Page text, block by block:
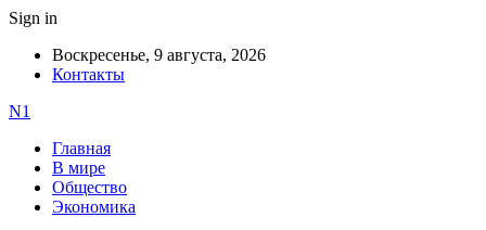
Sign in
Воскресенье, 9 августа, 2026
Контакты
N1
Главная
В мире
Общество
Экономика